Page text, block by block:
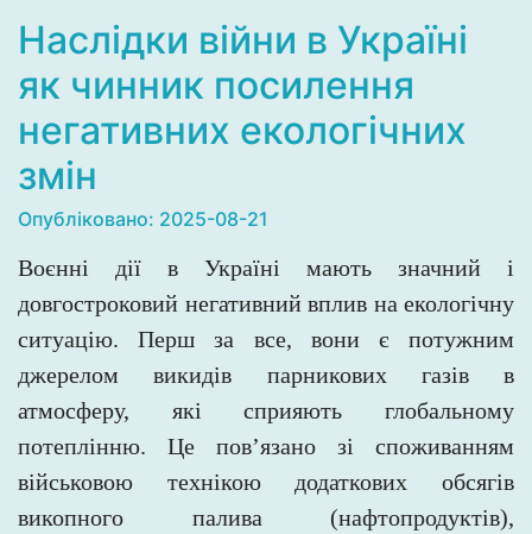
Наслідки війни в Україні
як чинник посилення
негативних екологічних
змін
Опубліковано: 2025-08-21
Воєнні дії в Україні мають значний і
довгостроковий негативний вплив на екологічну
ситуацію. Перш за все, вони є потужним
джерелом викидів парникових газів в
атмосферу, які сприяють глобальному
потеплінню. Це пов’язано зі споживанням
військовою технікою додаткових обсягів
викопного палива (нафтопродуктів),